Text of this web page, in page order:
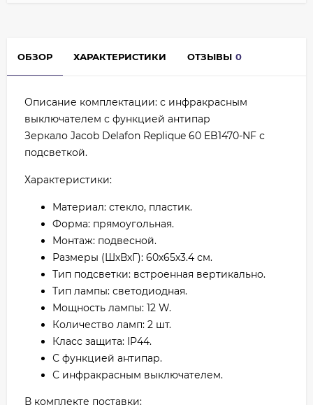
ОБЗОР ХАРАКТЕРИСТИКИ ОТЗЫВЫ 0
Описание комплектации: с инфракрасным
выключателем с функцией антипар
Зеркало Jacob Delafon Replique 60 EB1470-NF с
подсветкой.
Характеристики:
Материал: стекло, пластик.
Форма: прямоугольная.
Монтаж: подвесной.
Размеры (ШхВхГ): 60х65х3.4 см.
Тип подсветки: встроенная вертикально.
Тип лампы: светодиодная.
Мощность лампы: 12 W.
Количество ламп: 2 шт.
Класс защита: IP44.
С функцией антипар.
С инфракрасным выключателем.
В комплекте поставки: